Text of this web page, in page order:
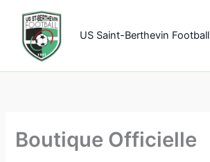
contenu
US Saint-Berthevin Football
Boutique Officielle